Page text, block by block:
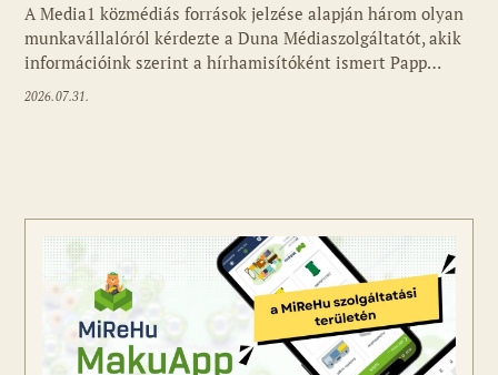
A Media1 közmédiás források jelzése alapján három olyan
munkavállalóról kérdezte a Duna Médiaszolgáltatót, akik
információink szerint a hírhamisítóként ismert Papp…
2026.07.31.